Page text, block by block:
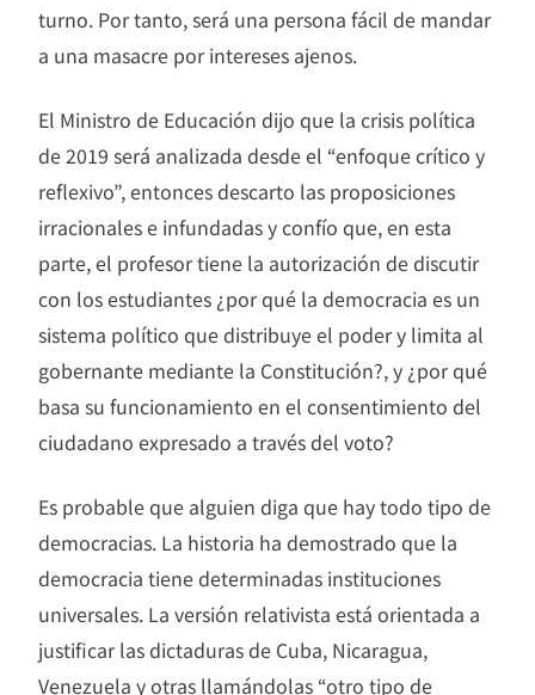
turno. Por tanto, será una persona fácil de mandar
a una masacre por intereses ajenos.
El Ministro de Educación dijo que la crisis política
de 2019 será analizada desde el “enfoque crítico y
reflexivo”, entonces descarto las proposiciones
irracionales e infundadas y confío que, en esta
parte, el profesor tiene la autorización de discutir
con los estudiantes ¿por qué la democracia es un
sistema político que distribuye el poder y limita al
gobernante mediante la Constitución?, y ¿por qué
basa su funcionamiento en el consentimiento del
ciudadano expresado a través del voto?
Es probable que alguien diga que hay todo tipo de
democracias. La historia ha demostrado que la
democracia tiene determinadas instituciones
universales. La versión relativista está orientada a
justificar las dictaduras de Cuba, Nicaragua,
Venezuela y otras llamándolas “otro tipo de